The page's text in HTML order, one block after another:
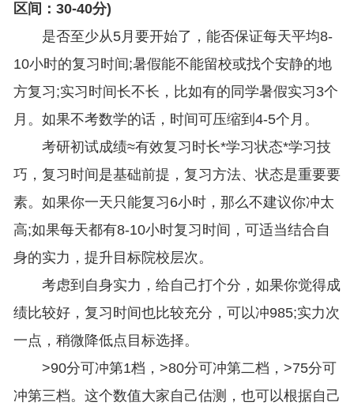
区间：30-40分)
是否至少从5月要开始了，能否保证每天平均8-
10小时的复习时间;暑假能不能留校或找个安静的地
方复习;实习时间长不长，比如有的同学暑假实习3个
月。如果不考数学的话，时间可压缩到4-5个月。
考研初试成绩≈有效复习时长*学习状态*学习技
巧，复习时间是基础前提，复习方法、状态是重要要
素。如果你一天只能复习6小时，那么不建议你冲太
高;如果每天都有8-10小时复习时间，可适当结合自
身的实力，提升目标院校层次。
考虑到自身实力，给自己打个分，如果你觉得成
绩比较好，复习时间也比较充分，可以冲985;实力次
一点，稍微降低点目标选择。
>90分可冲第1档，>80分可冲第二档，>75分可
冲第三档。这个数值大家自己估测，也可以根据自己